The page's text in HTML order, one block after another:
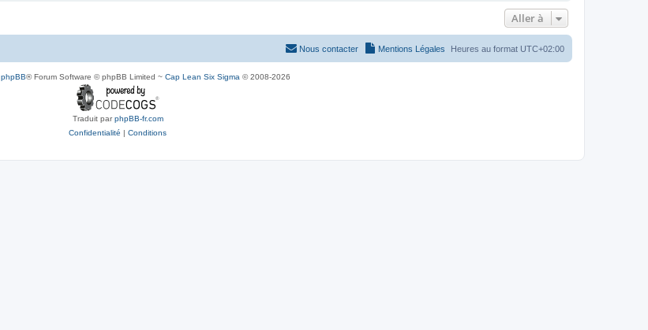
Aller à
Heures au format UTC+02:00
Mentions Légales
Nous contacter
phpBB® Forum Software © phpBB Limited ~ Cap Lean Six Sigma © 2008-2026
Traduit parphpBB-fr.com
Confidentialité | Conditions